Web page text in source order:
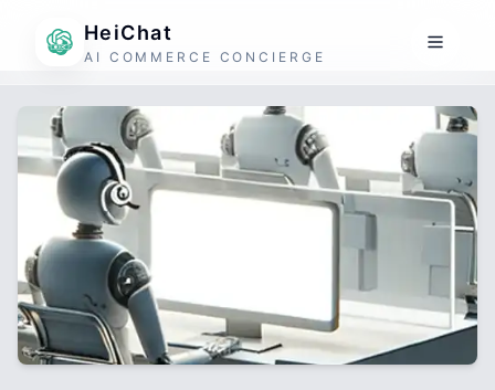
HeiChat
AI COMMERCE CONCIERGE